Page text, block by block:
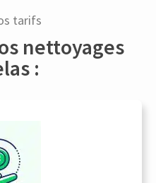
tarifs
nettoyages
: